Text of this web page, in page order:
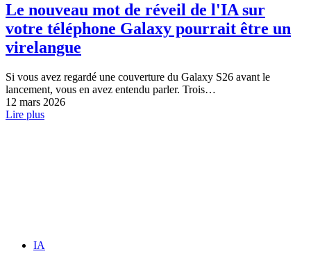
Le nouveau mot de réveil de l'IA sur
votre téléphone Galaxy pourrait être un
virelangue
Si vous avez regardé une couverture du Galaxy S26 avant le
lancement, vous en avez entendu parler. Trois…
12 mars 2026
Lire plus
IA